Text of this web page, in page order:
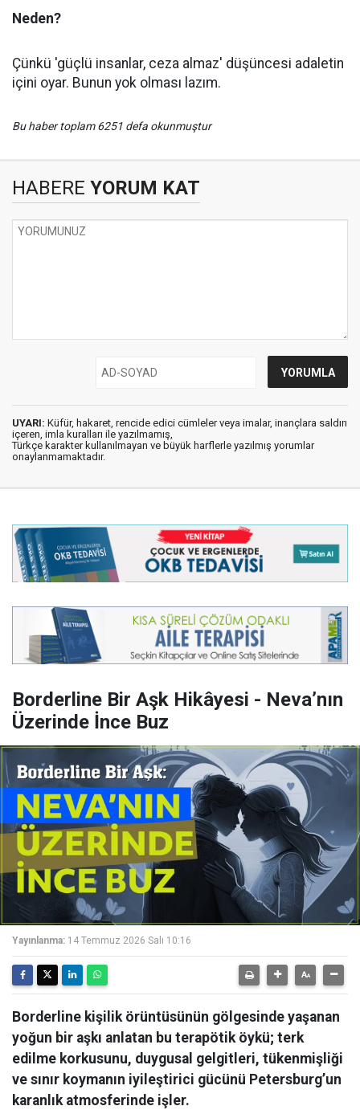
Neden?
Çünkü 'güçlü insanlar, ceza almaz' düşüncesi adaletin
içini oyar. Bunun yok olması lazım.
Bu haber toplam 6251 defa okunmuştur
HABERE YORUM KAT
UYARI: Küfür, hakaret, rencide edici cümleler veya imalar, inançlara saldırı
içeren, imla kuralları ile yazılmamış,
Türkçe karakter kullanılmayan ve büyük harflerle yazılmış yorumlar
onaylanmamaktadır.
Borderline Bir Aşk Hikâyesi - Neva’nın
Üzerinde İnce Buz
Yayınlanma: 14 Temmuz 2026 Salı 10:16
Borderline kişilik örüntüsünün gölgesinde yaşanan
yoğun bir aşkı anlatan bu terapötik öykü; terk
edilme korkusunu, duygusal gelgitleri, tükenmişliği
ve sınır koymanın iyileştirici gücünü Petersburg’un
karanlık atmosferinde işler.